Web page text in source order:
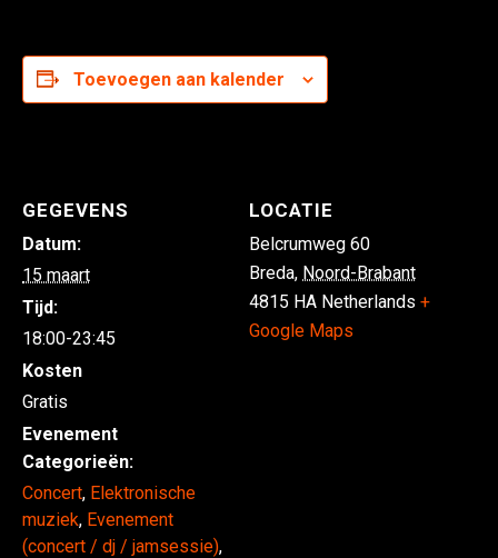
Toevoegen aan kalender
GEGEVENS
Datum:
15 maart
Tijd:
18:00-23:45
Kosten
Gratis
Evenement
Categorieën:
Concert, Elektronische
muziek, Evenement
(concert / dj / jamsessie),
LOCATIE
Belcrumweg 60
Breda, Noord-Brabant
4815 HA Netherlands +
Google Maps